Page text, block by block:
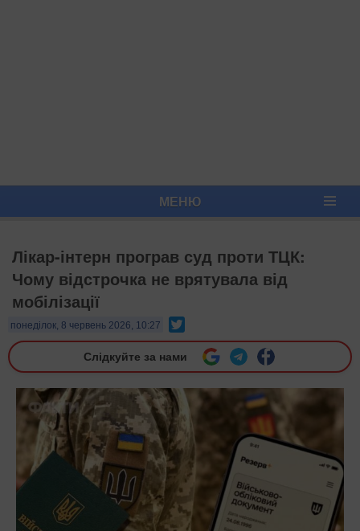
МЕНЮ
Лікар-інтерн програв суд проти ТЦК:
Чому відстрочка не врятувала від
мобілізації
понеділок, 8 червень 2026, 10:27
Слідкуйте за нами